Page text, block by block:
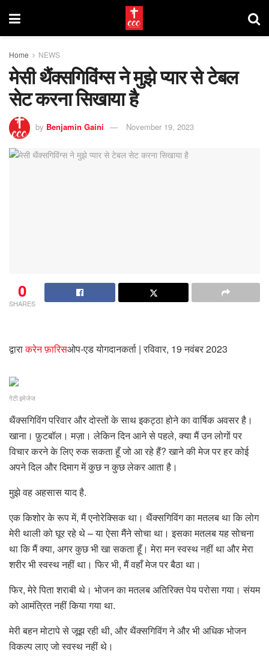
Home NEWS
मेसी थैंक्सगिविंग्स ने मुझे प्यार से टेबल
सेट करना सिखाया है
by Benjamin Gaini November 19, 2023
0
SHARES
द्वाराकरेन फ़ारिसओप-एड योगदानकर्ता | रविवार, 19 नवंबर 2023
गेटी इमेजेज
थैंक्सगिविंग परिवार और दोस्तों के साथ इकट्ठा होने का वार्षिक अवसर है।
खाना। फ़ुटबॉल। मज़ा। लेकिन दिन आने से पहले, क्या मैं उन लोगों पर
विचार करने के लिए रुक सकता हूँ जो आ रहे हैं? खाने की मेज पर हर कोई
अपने दिल और दिमाग में कुछ न कुछ लेकर आता है।
मुझे वह अहसास याद है.
एक किशोर के रूप में, मैं एनोरेक्सिक था। थैंक्सगिविंग का मतलब था कि लोग
मेरी थाली को घूर रहे थे – या ऐसा मैंने सोचा था। इसका मतलब यह सोचना
था कि मैं क्या, अगर कुछ भी खा सकता हूँ। मेरा मन स्वस्थ नहीं था और मेरा
शरीर भी स्वस्थ नहीं था। फिर भी, मैं वहाँ मेज पर बैठा था।
फिर, मेरे पिता शराबी थे। भोजन का मतलब अतिरिक्त पेय परोसा गया। संयम
को आमंत्रित नहीं किया गया था.
मेरी बहन मोटापे से जूझ रही थी, और थैंक्सगिविंग ने और भी अधिक भोजन
विकल्प लाए जो स्वस्थ नहीं थे।